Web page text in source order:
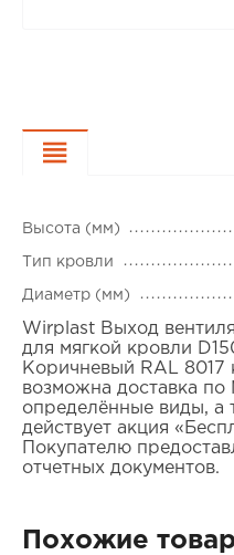
Высота (мм)
Тип кровли
Диаметр (мм)
Wirplast Выход
для мягкой кровли
Коричневый RAL 8017
возможна доставка по
определённые виды, а
действует акция
Покупателю
отчетных документов.
Похожие